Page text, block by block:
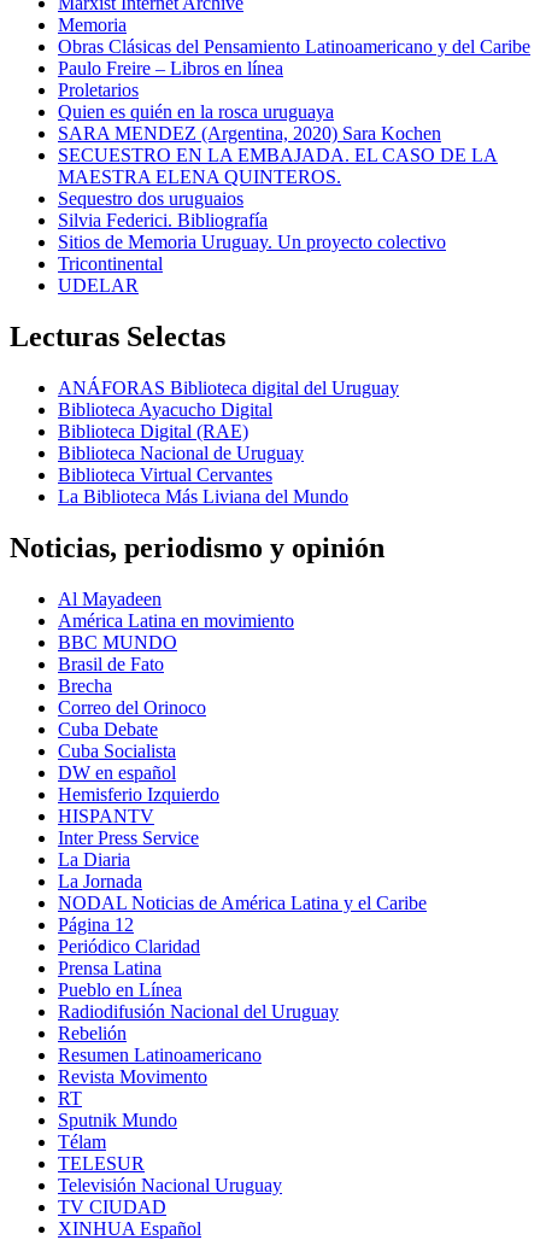
Memoria
Obras Clásicas del Pensamiento Latinoamericano y del Caribe
Paulo Freire – Libros en línea
Proletarios
Quien es quién en la rosca uruguaya
SARA MENDEZ (Argentina, 2020) Sara Kochen
SECUESTRO EN LA EMBAJADA. EL CASO DE LA
MAESTRA ELENA QUINTEROS.
Sequestro dos uruguaios
Silvia Federici. Bibliografía
Sitios de Memoria Uruguay. Un proyecto colectivo
Tricontinental
UDELAR
Lecturas Selectas
ANÁFORAS Biblioteca digital del Uruguay
Biblioteca Ayacucho Digital
Biblioteca Digital (RAE)
Biblioteca Nacional de Uruguay
Biblioteca Virtual Cervantes
La Biblioteca Más Liviana del Mundo
Noticias, periodismo y opinión
Al Mayadeen
América Latina en movimiento
BBC MUNDO
Brasil de Fato
Brecha
Correo del Orinoco
Cuba Debate
Cuba Socialista
DW en español
Hemisferio Izquierdo
HISPANTV
Inter Press Service
La Diaria
La Jornada
NODAL Noticias de América Latina y el Caribe
Página 12
Periódico Claridad
Prensa Latina
Pueblo en Línea
Radiodifusión Nacional del Uruguay
Rebelión
Resumen Latinoamericano
Revista Movimento
RT
Sputnik Mundo
Télam
TELESUR
Televisión Nacional Uruguay
TV CIUDAD
XINHUA Español